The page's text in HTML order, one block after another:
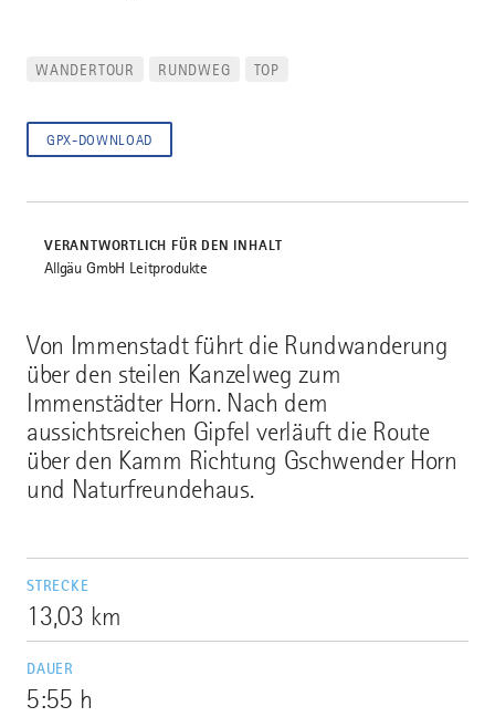
Von Immenstadt führt die Rundwanderung
über den steilen Kanzelweg zum
Immenstädter Horn. Nach dem
aussichtsreichen Gipfel verläuft die Route
über den Kamm Richtung Gschwender Horn
und Naturfreundehaus.
STRECKE
13,03 km
DAUER
5:55 h
WANDERTOUR RUNDWEG TOP
GPX-DOWNLOAD
VERANTWORTLICH FÜR DEN INHALT
Allgäu GmbH Leitprodukte